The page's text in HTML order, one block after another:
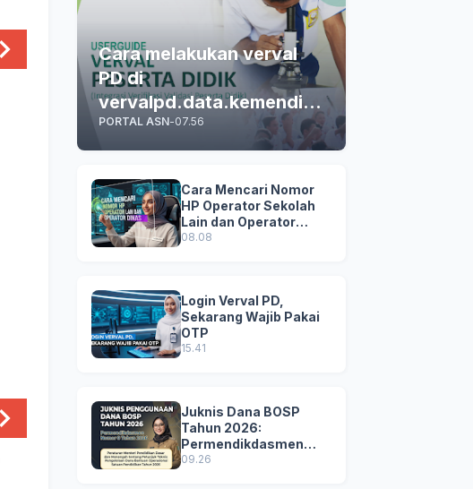
Cara melakukan verval
PD di
vervalpd.data.kemendikd
asmen.go.id
PORTAL ASN-07.56
Cara Mencari Nomor
HP Operator Sekolah
Lain dan Operator
Dinas di SDM Data
08.08
Login Verval PD,
Sekarang Wajib Pakai
OTP
15.41
Juknis Dana BOSP
Tahun 2026:
Permendikdasmen
Nomor 8 Tahun 2026
09.26